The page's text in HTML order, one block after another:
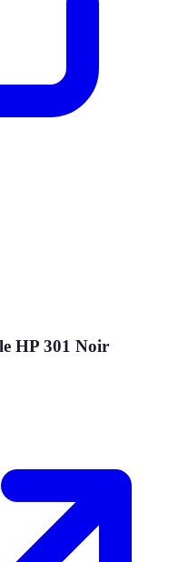
HP 301 Noir